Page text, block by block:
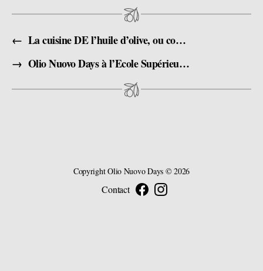
←
La cuisine DE l’huile d’olive, ou comment les textures et températures révèlent le goût.
→
Olio Nuovo Days à l’Ecole Supérieure du Parfum samedi 28 janvier
CopyrightOlio Nuovo Days © 2026
Contact